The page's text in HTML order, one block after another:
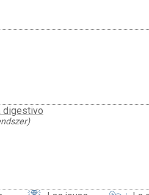
digestivo